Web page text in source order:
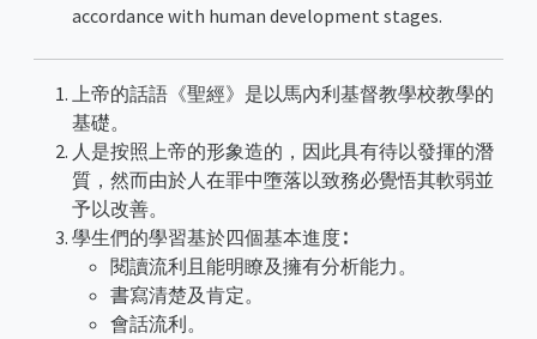
accordance with human development stages.
上帝的話語《聖經》是以馬內利基督教學校教學的
基礎。
人是按照上帝的形象造的，因此具有待以發揮的潛
質，然而由於人在罪中墮落以致務必覺悟其軟弱並
予以改善。
學生們的學習基於四個基本進度∶
閱讀流利且能明瞭及擁有分析能力。
書寫清楚及肯定。
會話流利。